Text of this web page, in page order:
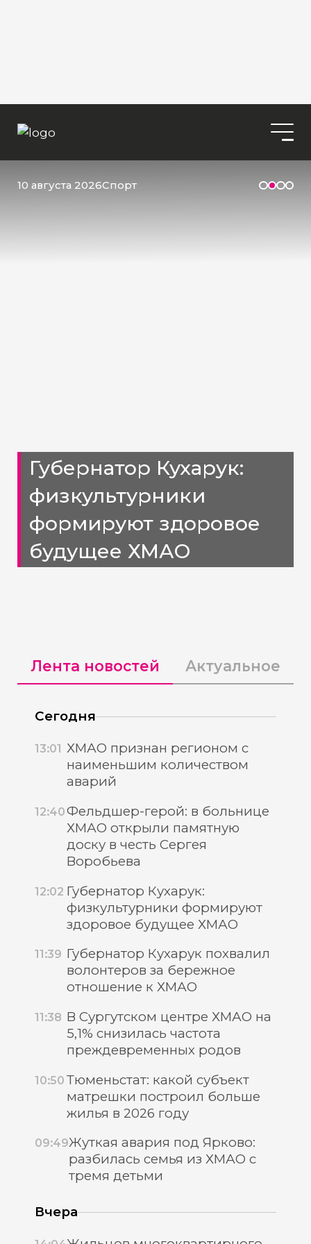
10 августа 2026Спорт
Губернатор Кухарук:
физкультурники
формируют здоровое
будущее ХМАО
Лента новостей Актуальное
Сегодня
13:01 ХМАО признан регионом с
наименьшим количеством
аварий
12:40Фельдшер-герой: в больнице
ХМАО открыли памятную
доску в честь Сергея
Воробьева
12:02 Губернатор Кухарук:
физкультурники формируют
здоровое будущее ХМАО
11:39 Губернатор Кухарук похвалил
волонтеров за бережное
отношение к ХМАО
11:38 В Сургутском центре ХМАО на
5,1% снизилась частота
преждевременных родов
10:50 Тюменьстат: какой субъект
матрешки построил больше
жилья в 2026 году
09:49Жуткая авария под Ярково:
разбилась семья из ХМАО с
тремя детьми
Вчера